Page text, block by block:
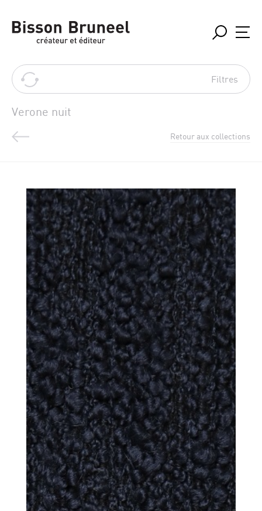
Filtres
Verone nuit
Retour aux collections